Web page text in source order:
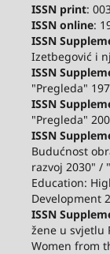
ISSN print:
ISSN online:
ISSN
Izetbegović i
ISSN
"Pregleda"
ISSN
"Pregleda"
ISSN
Budućnost
razvoj 2030" /
Education:
Development
ISSN
žene u svjetlu
Women from